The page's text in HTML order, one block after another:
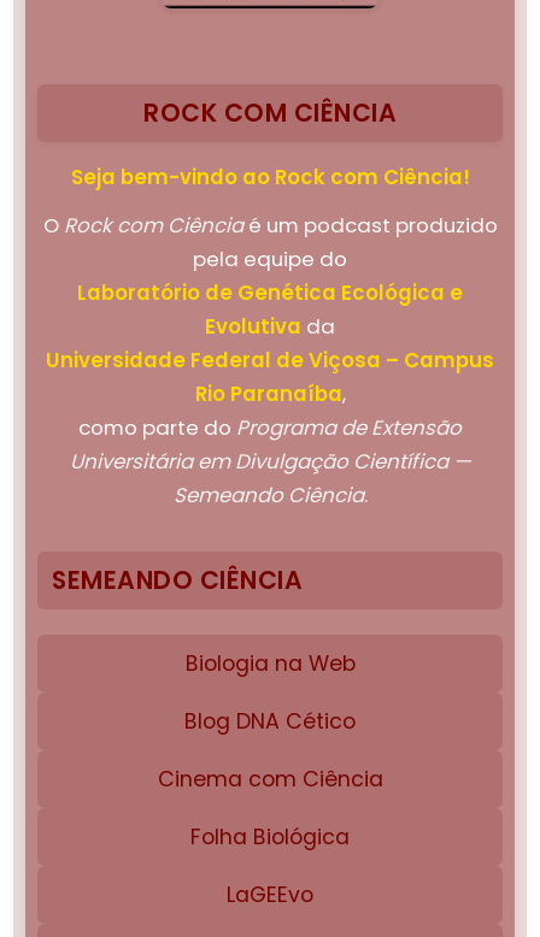
ROCK COM CIÊNCIA
Seja bem-vindo ao Rock com Ciência!
O Rock com Ciênciaé um podcast produzido
pela equipe do
Laboratório de Genética Ecológica e
Evolutiva da
Universidade Federal de Viçosa – Campus
Rio Paranaíba,
como parte do Programa de Extensão
Universitária em Divulgação Científica —
Semeando Ciência.
SEMEANDO CIÊNCIA
Biologia na Web
Blog DNA Cético
Cinema com Ciência
Folha Biológica
LaGEEvo